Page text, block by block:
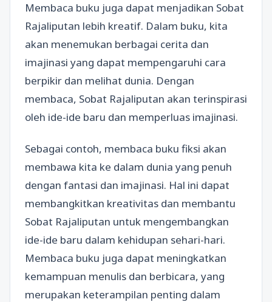
Membaca buku juga dapat menjadikan Sobat
Rajaliputan lebih kreatif. Dalam buku, kita
akan menemukan berbagai cerita dan
imajinasi yang dapat mempengaruhi cara
berpikir dan melihat dunia. Dengan
membaca, Sobat Rajaliputan akan terinspirasi
oleh ide-ide baru dan memperluas imajinasi.
Sebagai contoh, membaca buku fiksi akan
membawa kita ke dalam dunia yang penuh
dengan fantasi dan imajinasi. Hal ini dapat
membangkitkan kreativitas dan membantu
Sobat Rajaliputan untuk mengembangkan
ide-ide baru dalam kehidupan sehari-hari.
Membaca buku juga dapat meningkatkan
kemampuan menulis dan berbicara, yang
merupakan keterampilan penting dalam